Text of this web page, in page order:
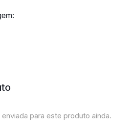
para este produto ainda.